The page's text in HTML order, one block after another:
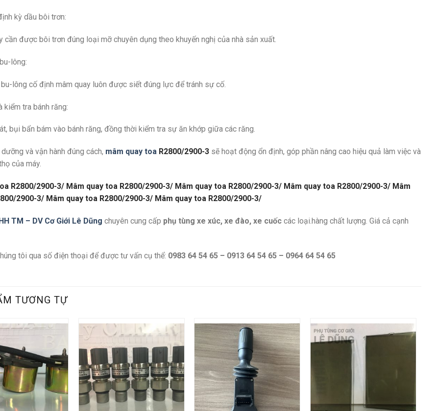
kỳ dầu bôi trơn:
cần được bôi trơn đúng loại mỡ chuyên dụng theo khuyến nghị của nhà sản xuất.
lông:
lông cố định mâm quay luôn được siết đúng lực để tránh sự cố.
kiểm tra bánh răng:
bụi bẩn bám vào bánh răng, đồng thời kiểm tra sự ăn khớp giữa các răng.
và vận hành đúng cách, mâm quay toa R2800/2900-3 sẽ hoạt động ổn định, góp phần nâng cao hiệu quả làm việc và
của máy.
R2800/2900-3/ Mâm quay toa R2800/2900-3/ Mâm quay toa R2800/2900-3/ Mâm quay toa R2800/2900-3/ Mâm
2900-3/ Mâm quay toa R2800/2900-3/ Mâm quay toa R2800/2900-3/
TM – DV Cơ Giới Lê Dũng chuyên cung cấp phụ tùng xe xúc, xe đào, xe cuốc các loại.hàng chất lượng. Giá cả cạnh
tôi qua số điện thoại để được tư vấn cụ thể: 0983 64 54 65 – 0913 64 54 65 – 0964 64 54 65
TƯƠNG TỰ